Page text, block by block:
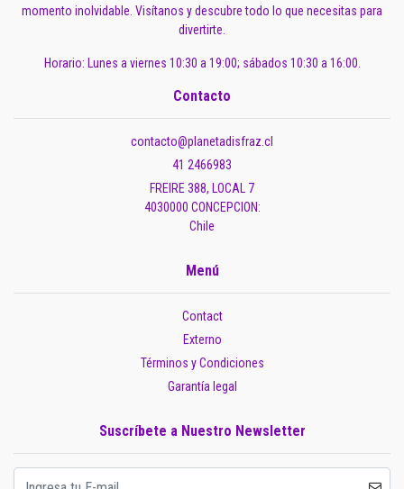
momento inolvidable. Visítanos y descubre todo lo que necesitas para
divertirte.
Horario: Lunes a viernes 10:30 a 19:00; sábados 10:30 a 16:00.
Contacto
contacto@planetadisfraz.cl
41 2466983
FREIRE 388, LOCAL 7
4030000 CONCEPCION:
Chile
Menú
Contact
Externo
Términos y Condiciones
Garantía legal
Suscríbete a Nuestro Newsletter